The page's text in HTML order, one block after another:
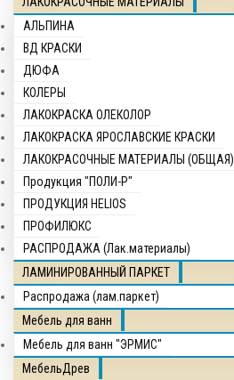
АЛЬПИНА
ВД КРАСКИ
ДЮФА
КОЛЕРЫ
ЛАКОКРАСКА ОЛЕКОЛОР
ЛАКОКРАСКА ЯРОСЛАВСКИЕ КРАСКИ
ЛАКОКРАСОЧНЫЕ МАТЕРИАЛЫ (ОБЩАЯ)
Продукция "ПОЛИ-Р"
ПРОДУКЦИЯ HELIOS
ПРОФИЛЮКС
РАСПРОДАЖА (Лак.материалы)
ЛАМИНИРОВАННЫЙ ПАРКЕТ
Распродажа (лам.паркет)
Мебель для ванн
Мебель для ванн "ЭРМИС"
МебельДрев